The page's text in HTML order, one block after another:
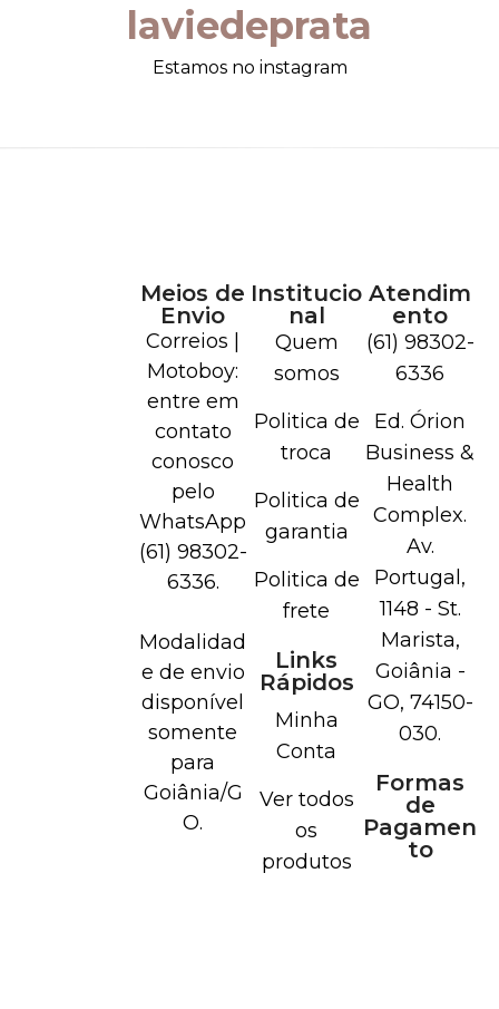
laviedeprata
Estamos no instagram
Meios de
Envio
Correios |
Motoboy:
entre em
contato
conosco
pelo
WhatsApp
(61) 98302-
6336.
Modalidad
e de envio
disponível
somente
para
Goiânia/G
O.
Institucio
nal
Quem
somos
Politica de
troca
Politica de
garantia
Politica de
frete
Links
Rápidos
Minha
Conta
Ver todos
os
produtos
Atendim
ento
(61) 98302-
6336
Ed. Órion
Business &
Health
Complex.
Av.
Portugal,
1148 - St.
Marista,
Goiânia -
GO, 74150-
030.
Formas
de
Pagamen
to